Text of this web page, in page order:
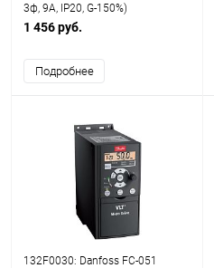
3ф, 9A, IP20, G-150%)
1 456 руб.
Подробнее
132F0030: Danfoss FC-051